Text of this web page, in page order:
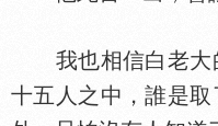
我也相信白老大
十五人之中，誰是